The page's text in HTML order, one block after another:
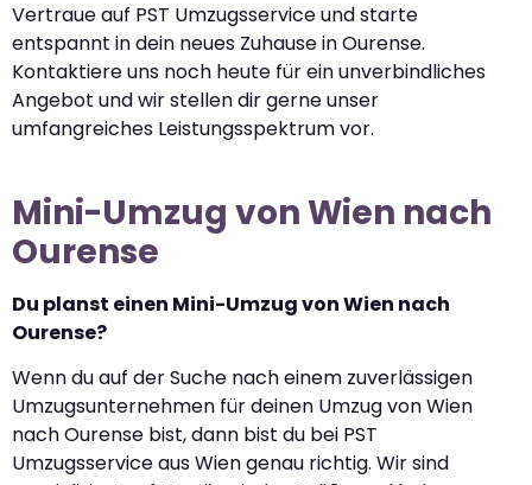
Vertraue auf PST Umzugsservice und starte
entspannt in dein neues Zuhause in Ourense.
Kontaktiere uns noch heute für ein unverbindliches
Angebot und wir stellen dir gerne unser
umfangreiches Leistungsspektrum vor.
Mini-Umzug von Wien nach
Ourense
Du planst einen Mini-Umzug von Wien nach
Ourense?
Wenn du auf der Suche nach einem zuverlässigen
Umzugsunternehmen für deinen Umzug von Wien
nach Ourense bist, dann bist du bei PST
Umzugsservice aus Wien genau richtig. Wir sind